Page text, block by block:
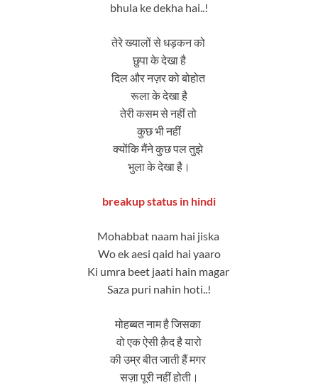
bhula ke dekha hai..!
तेरे ख्यालों से धड़कन को
छुपा के देखा है
दिल और नज़र को बोहोत
रूला के देखा है
तेरी कसम से नहीं तो
कुछ भी नहीं
क्योंकि मैंने कुछ पल तुझे
भुला के देखा है।
breakup status in hindi
Mohabbat naam hai jiska
Wo ek aesi qaid hai yaaro
Ki umra beet jaati hain magar
Saza puri nahin hoti..!
मोहब्बत नाम है जिसका
वो एक ऐसी क़ैद है यारो
की उम्र बीत जाती हैं मगर
सज़ा पूरी नहीं होती।